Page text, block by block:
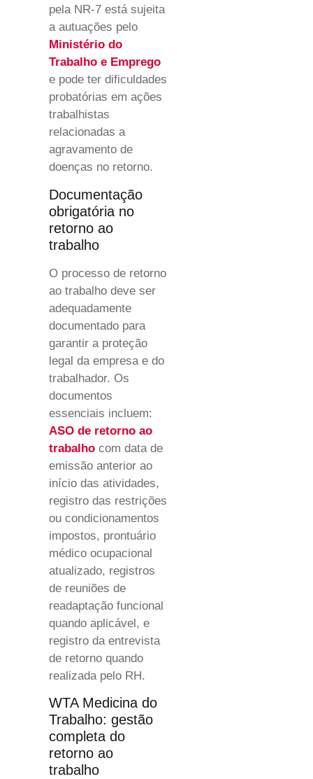
pela NR-7 está sujeita
a autuações pelo
Ministério do
Trabalho e Emprego
e pode ter dificuldades
probatórias em ações
trabalhistas
relacionadas a
agravamento de
doenças no retorno.
Documentação
obrigatória no
retorno ao
trabalho
O processo de retorno
ao trabalho deve ser
adequadamente
documentado para
garantir a proteção
legal da empresa e do
trabalhador. Os
documentos
essenciais incluem:
ASO de retorno ao
trabalho com data de
emissão anterior ao
início das atividades,
registro das restrições
ou condicionamentos
impostos, prontuário
médico ocupacional
atualizado, registros
de reuniões de
readaptação funcional
quando aplicável, e
registro da entrevista
de retorno quando
realizada pelo RH.
WTA Medicina do
Trabalho: gestão
completa do
retorno ao
trabalho